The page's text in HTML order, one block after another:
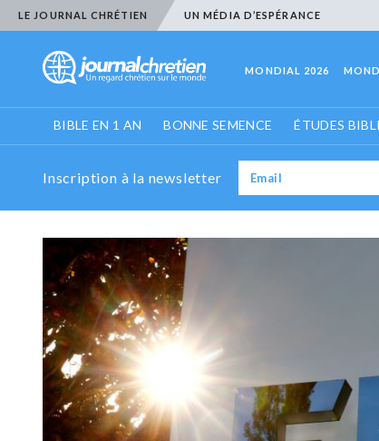
LE JOURNAL CHRÉTIEN UN MÉDIA D’ESPÉRANCE
MONDIAL 2026
BIBLE EN 1 AN BONNE SEMENCE ÉTUDES
Inscription à la newsletter